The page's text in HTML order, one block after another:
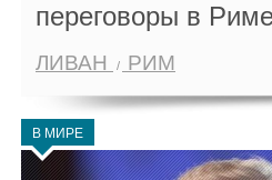
переговоры в
ЛИВАН РИМ
В МИРЕ